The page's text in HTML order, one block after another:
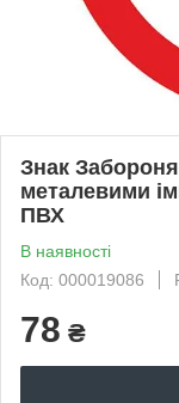
Знак
металевими
ПВХ
В наявності
Код: 000019086
78 ₴